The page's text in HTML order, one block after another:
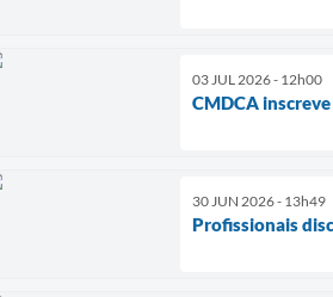
03 JUL 2026 - 12h00
CMDCA
30 JUN 2026 - 13h49
Profissionais